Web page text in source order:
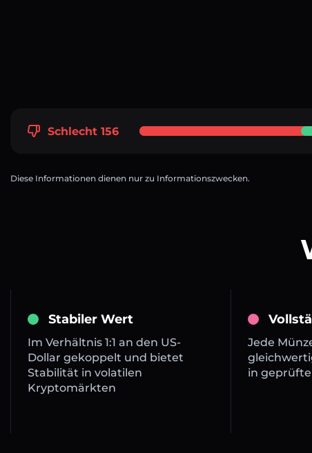
Schlecht 156
Diese Informationen dienen nur zu Informationszwecken.
Stabiler Wert
Im Verhältnis 1:1 an den US-
Dollar gekoppelt und bietet
Stabilität in volatilen
Kryptomärkten
Jede
in